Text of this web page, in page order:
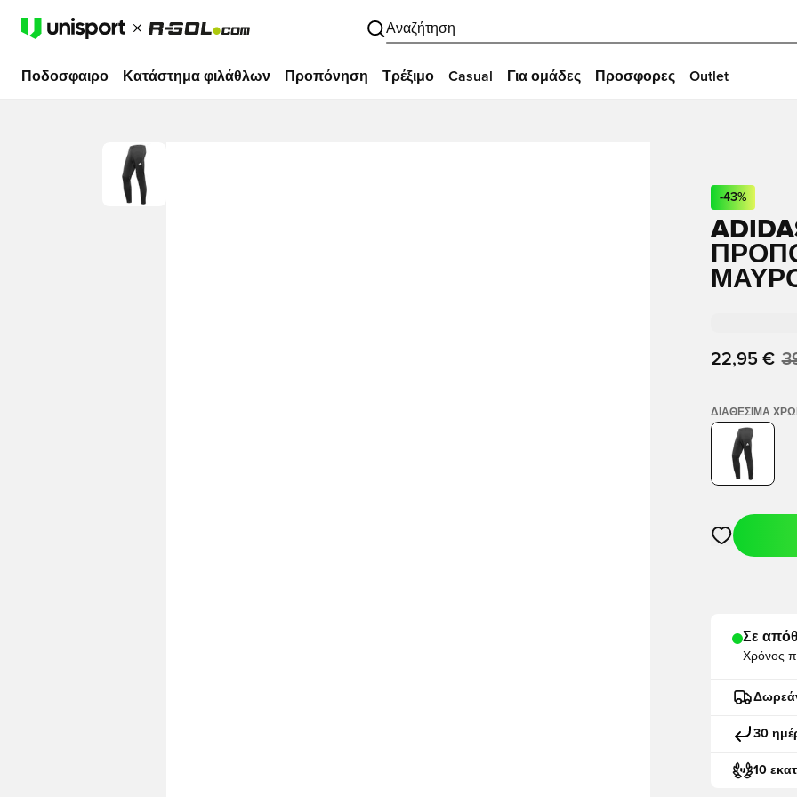
Αναζήτηση
Ποδοσφαιρο Κατάστημα φιλάθλων Προπόνηση Τρέξιμο Casual Για ομάδες Προσφορες Outlet
-43%
22,95 €
ΔΙΑΘΈΣΙΜΑ
Ανοίγει ένα
Σε
Χρόνος
30
10